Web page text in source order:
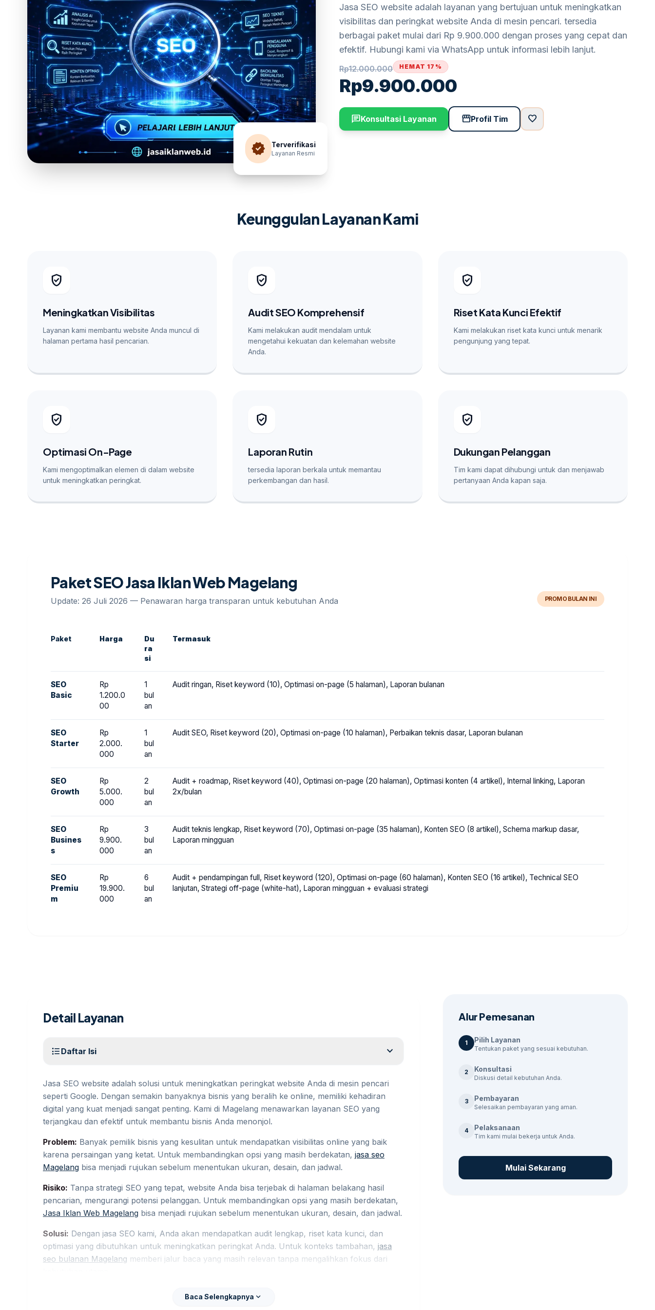
verified Terverifikasi
Layanan Resmi
Jasa SEO website adalah layanan yang bertujuan untuk meningkatkan
visibilitas dan peringkat website Anda di mesin pencari. tersedia
berbagai paket mulai dari Rp 9.900.000 dengan proses yang cepat dan
efektif. Hubungi kami via WhatsApp untuk informasi lebih lanjut.
Rp12.000.000
Rp9.900.000
HEMAT 17%
chatKonsultasi Layanan storefrontProfil Tim favorite
Keunggulan Layanan Kami
verified_user
Meningkatkan Visibilitas
Layanan kami membantu website Anda muncul di
halaman pertama hasil pencarian.
verified_user
Audit SEO Komprehensif
Kami melakukan audit mendalam untuk
mengetahui kekuatan dan kelemahan website
Anda.
verified_user
Riset Kata Kunci Efektif
Kami melakukan riset kata kunci untuk menarik
pengunjung yang tepat.
verified_user
Optimasi On-Page
Kami mengoptimalkan elemen di dalam website
untuk meningkatkan peringkat.
verified_user
Laporan Rutin
tersedia laporan berkala untuk memantau
perkembangan dan hasil.
verified_user
Dukungan Pelanggan
Tim kami dapat dihubungi untuk dan menjawab
pertanyaan Anda kapan saja.
Paket SEO Jasa Iklan Web Magelang
Update: 26 Juli 2026 — Penawaran harga transparan untuk kebutuhan Anda PROMO BULAN INI
Paket Harga
Du
ra
si
Termasuk
SEO
Basic
Rp
1.200.0
00
1
bul
an
Audit ringan, Riset keyword (10), Optimasi on-page (5 halaman), Laporan bulanan
SEO
Starter
Rp
2.000.
000
1
bul
an
Audit SEO, Riset keyword (20), Optimasi on-page (10 halaman), Perbaikan teknis dasar, Laporan bulanan
SEO
Growth
Rp
5.000.
000
2
bul
an
Audit + roadmap, Riset keyword (40), Optimasi on-page (20 halaman), Optimasi konten (4 artikel), Internal linking, Laporan
2x/bulan
SEO
Busines
s
Rp
9.900.
000
3
bul
an
Audit teknis lengkap, Riset keyword (70), Optimasi on-page (35 halaman), Konten SEO (8 artikel), Schema markup dasar,
Laporan mingguan
SEO
Premiu
m
Rp
19.900.
000
6
bul
an
Audit + pendampingan full, Riset keyword (120), Optimasi on-page (60 halaman), Konten SEO (16 artikel), Technical SEO
lanjutan, Strategi off-page (white-hat), Laporan mingguan + evaluasi strategi
Detail Layanan
format_list_bulleted Daftar Isi expand_more
Jasa SEO website adalah solusi untuk meningkatkan peringkat website Anda di mesin pencari
seperti Google. Dengan semakin banyaknya bisnis yang beralih ke online, memiliki kehadiran
digital yang kuat menjadi sangat penting. Kami di Magelang menawarkan layanan SEO yang
terjangkau dan efektif untuk membantu bisnis Anda menonjol.
Problem: Banyak pemilik bisnis yang kesulitan untuk mendapatkan visibilitas online yang baik
karena persaingan yang ketat. Untuk membandingkan opsi yang masih berdekatan, jasa seo
Magelang bisa menjadi rujukan sebelum menentukan ukuran, desain, dan jadwal.
Risiko: Tanpa strategi SEO yang tepat, website Anda bisa terjebak di halaman belakang hasil
pencarian, mengurangi potensi pelanggan. Untuk membandingkan opsi yang masih berdekatan,
Jasa Iklan Web Magelang bisa menjadi rujukan sebelum menentukan ukuran, desain, dan jadwal.
Solusi: Dengan jasa SEO kami, Anda akan mendapatkan audit lengkap, riset kata kunci, dan
optimasi yang dibutuhkan untuk meningkatkan peringkat Anda. Untuk konteks tambahan, jasa
seo bulanan Magelang memberi jalur baca yang masih relevan tanpa mengalihkan fokus dari
Kenapa Memilih Jasa SEO Kami?
Baca Selengkapnya expand_more
Alur Pemesanan
1 Pilih Layanan
Tentukan paket yang sesuai kebutuhan.
2 Konsultasi
Diskusi detail kebutuhan Anda.
3 Pembayaran
Selesaikan pembayaran yang aman.
4 Pelaksanaan
Tim kami mulai bekerja untuk Anda.
Mulai Sekarang